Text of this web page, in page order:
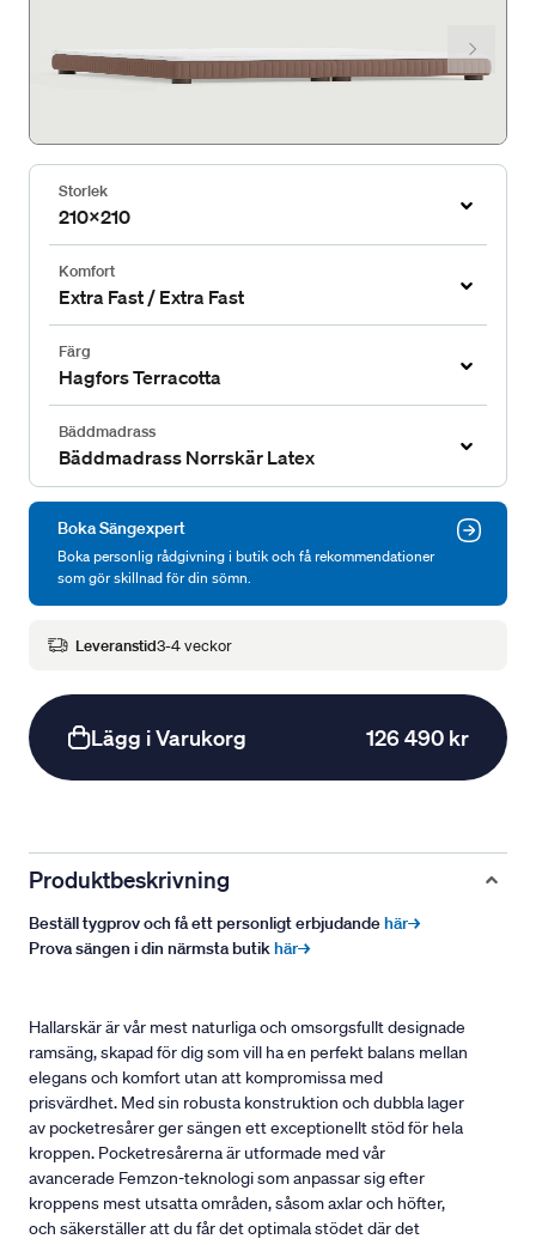
Storlek
210x210
Komfort
Extra Fast / Extra Fast
Färg
Hagfors Terracotta
Bäddmadrass
Bäddmadrass Norrskär Latex
Boka Sängexpert
Boka personlig rådgivning i butik och få rekommendationer
som gör skillnad för din sömn.
Leveranstid3-4 veckor
Lägg i Varukorg 126 490 kr
Produktbeskrivning
Beställ tygprov och få ett personligt erbjudandehär→
Prova sängen i din närmsta butikhär→
Hallarskär är vår mest naturliga och omsorgsfullt designade
ramsäng, skapad för dig som vill ha en perfekt balans mellan
elegans och komfort utan att kompromissa med
prisvärdhet. Med sin robusta konstruktion och dubbla lager
av pocketresårer ger sängen ett exceptionellt stöd för hela
kroppen. Pocketresårerna är utformade med vår
avancerade Femzon-teknologi som anpassar sig efter
kroppens mest utsatta områden, såsom axlar och höfter,
och säkerställer att du får det optimala stödet där det